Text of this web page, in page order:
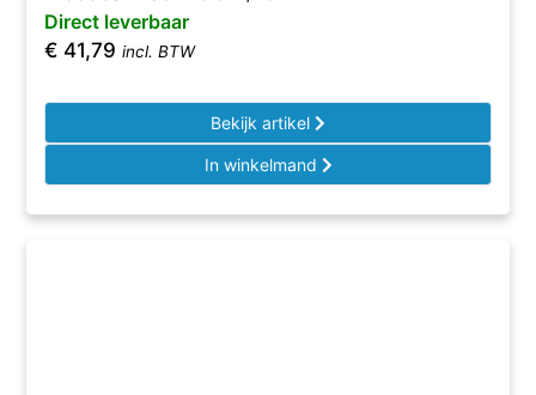
Direct leverbaar
€ 41,79 incl. BTW
Bekijk artikel
In winkelmand